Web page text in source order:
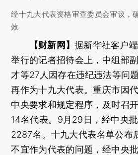
经十九大代表资格审查委员会审议，
效
【财新网】据新华社客户
举行的记者招待会上，中组部
才等27人因存在违纪违法等问
再作为十九大代表。重庆市因
中央要求和规定程序，及时召
14名代表。9月29日，经中央
2287名。十九大代表名单公布
不宜作为代表的问题，经中央